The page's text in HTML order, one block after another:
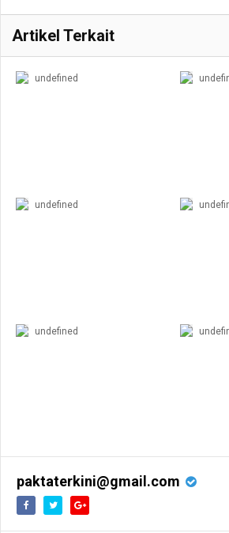
Artikel Terkait
undefined
undefined
undefined
paktaterkini@gmail.com